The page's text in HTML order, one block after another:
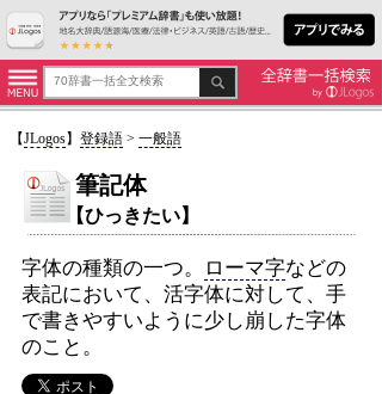
【JLogos】 登録語> 一般語
筆記体
【ひっきたい】
字体の種類の一つ。 ローマ字などの
表記において、活字体に対して、手
で書きやすいように少し崩した字体
のこと。